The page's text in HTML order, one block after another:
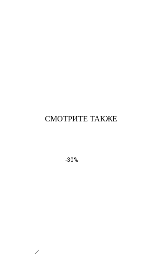
СМОТРИТЕ ТАКЖЕ
-30%